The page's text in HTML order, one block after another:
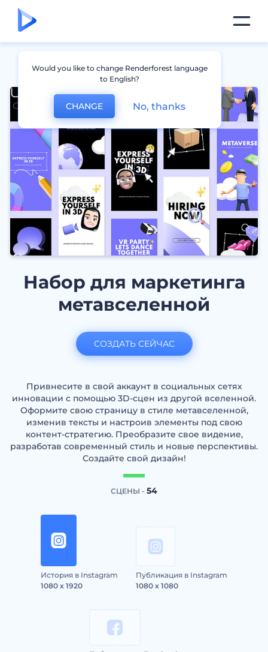
Набор для маркетинга
метавселенной
Привнесите в свой аккаунт в социальных сетях
инновации с помощью 3D-сцен из другой вселенной.
Оформите свою страницу в стиле метавселенной,
изменив тексты и настроив элементы под свою
контент-стратегию. Преобразите свое видение,
разработав современный стиль и новые перспективы.
Создайте свой дизайн!
СЦЕНЫ - 54
История в Instagram
1080 x 1920
Публикация в Instagram
1080 x 1080
СОЗДАТЬ СЕЙЧАС
Would you like to change Renderforest language
to English?
CHANGE No, thanks